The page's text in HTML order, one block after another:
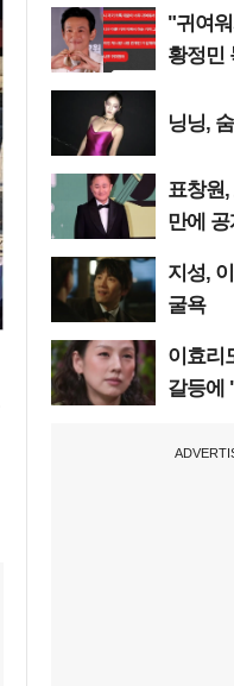
"귀여
황정민
닝닝,
표창원
만에
지성,
굴욕
이효리
갈등에